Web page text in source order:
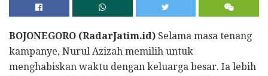
BOJONEGORO (RadarJatim.id) Selama masa tenang
kampanye, Nurul Azizah memilih untuk
menghabiskan waktu dengan keluarga besar. Ia lebih